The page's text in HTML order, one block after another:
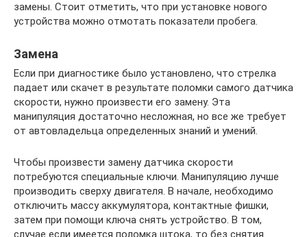
замены. Стоит отметить, что при установке нового
устройства можно отмотать показатели пробега.
Замена
Если при диагностике было установлено, что стрелка
падает или скачет в результате поломки самого датчика
скорости, нужно произвести его замену. Эта
манипуляция достаточно несложная, но все же требует
от автовладельца определенных знаний и умений.
Чтобы произвести замену датчика скорости
потребуются специальные ключи. Манипуляцию лучше
производить сверху двигателя. В начале, необходимо
отключить массу аккумулятора, контактные фишки,
затем при помощи ключа снять устройство. В том,
случае если имеется поломка штока, то без снятия